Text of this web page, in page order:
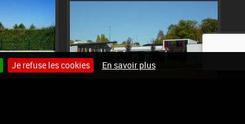
Je refuse les cookies En savoir plus